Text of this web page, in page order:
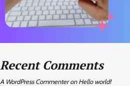
Recent Comments
A WordPress Commenteron Hello world!